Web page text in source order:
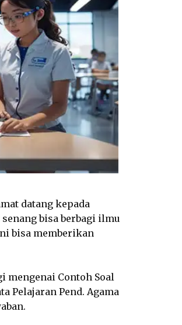
datang kepada
bisa berbagi ilmu
bisa memberikan
mengenai Contoh Soal
Pelajaran Pend. Agama